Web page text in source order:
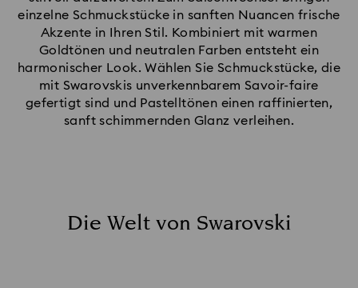
einzelne Schmuckstücke in sanften Nuancen frische
Akzente in Ihren Stil. Kombiniert mit warmen
Goldtönen und neutralen Farben entsteht ein
harmonischer Look. Wählen Sie Schmuckstücke, die
mit Swarovskis unverkennbarem Savoir-faire
gefertigt sind und Pastelltönen einen raffinierten,
sanft schimmernden Glanz verleihen.
Die Welt von Swarovski